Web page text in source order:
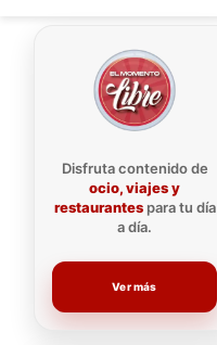
Disfruta contenido de
ocio, viajes y
restaurantespara tu día
a día.
Ver más